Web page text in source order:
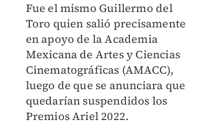
Fue el mismo Guillermo del
Toro quien salió precisamente
en apoyo de la Academia
Mexicana de Artes y Ciencias
Cinematográficas (AMACC),
luego de que se anunciara que
quedarían suspendidos los
Premios Ariel 2022.